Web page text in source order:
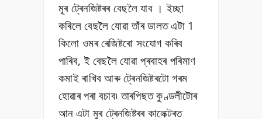
মূৰ ট্ৰেনজিষ্টৰৰ বেছলৈ যাব । ইচ্ছা
কৰিলে বেছলৈ যোৱা তাঁৰ ডালত এটা 1
কিলো ওমৰ ৰেজিষ্টৰো সংযোগ কৰিব
পাৰিব, ই বেছলৈ যোৱা প্ৰবাহৰ পৰিমাণ
কমাই ৰাখিব আৰু ট্ৰেনজিষ্টৰটো গৰম
হোৱাৰ পৰা বচাব৷ তাৰপিছত কুণ্ডলীটোৰ
আন এটা মুৰ ট্ৰেনজিষ্টৰৰ কালেক্টৰত